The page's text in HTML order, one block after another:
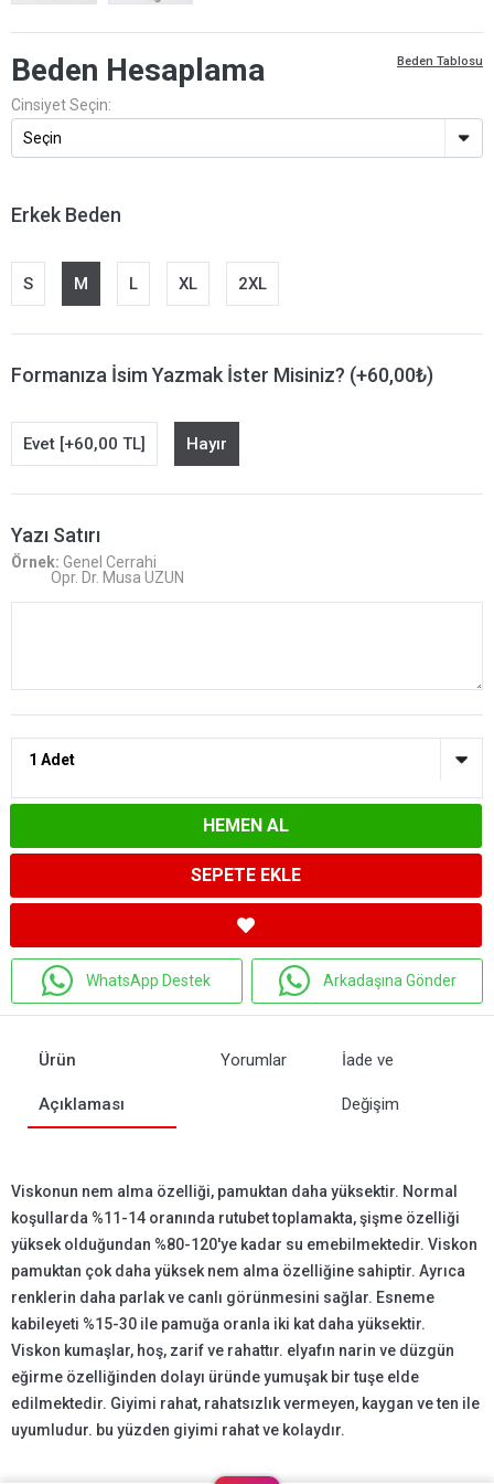
Beden Hesaplama
Cinsiyet Seçin:
Beden Tablosu
Erkek Beden
S M L XL 2XL
Formanıza İsim Yazmak İster Misiniz? (+60,00₺)
Evet [+60,00 TL] Hayır
Yazı Satırı
Örnek: Genel Cerrahi
Opr. Dr. Musa UZUN
HEMEN AL
SEPETE EKLE
WhatsApp Destek Arkadaşına Gönder
Ürün
Açıklaması
Yorumlar İade ve
Değişim
Viskonun nem alma özelliği, pamuktan daha yüksektir. Normal
koşullarda %11-14 oranında rutubet toplamakta, şişme özelliği
yüksek olduğundan %80-120'ye kadar su emebilmektedir. Viskon
pamuktan çok daha yüksek nem alma özelliğine sahiptir. Ayrıca
renklerin daha parlak ve canlı görünmesini sağlar. Esneme
kabileyeti %15-30 ile pamuğa oranla iki kat daha yüksektir.
Viskon kumaşlar, hoş, zarif ve rahattır. elyafın narin ve düzgün
eğirme özelliğinden dolayı üründe yumuşak bir tuşe elde
edilmektedir. Giyimi rahat, rahatsızlık vermeyen, kaygan ve ten ile
uyumludur. bu yüzden giyimi rahat ve kolaydır.